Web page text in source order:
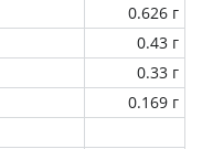
0.626 г
0.43 г
0.33 г
0.169 г